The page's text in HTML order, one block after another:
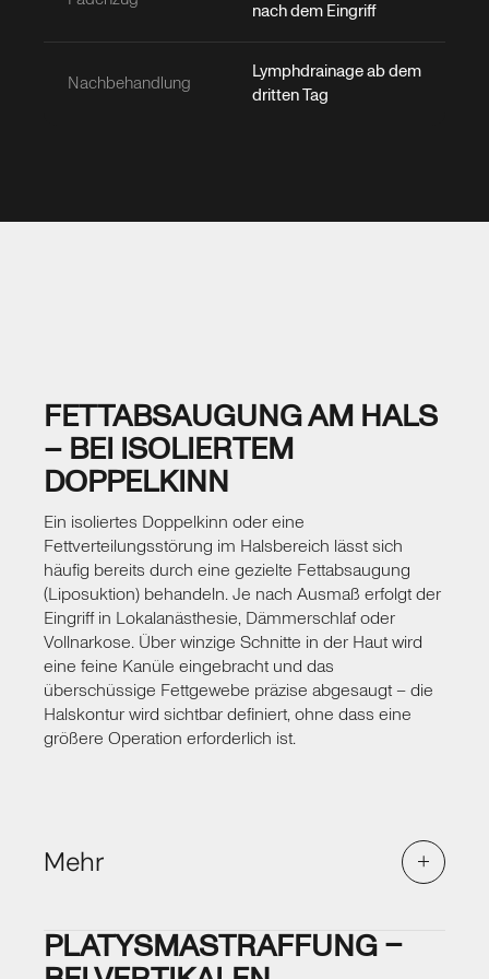
für Ihre Situation verspricht.nach dem Eingriff
Nachbehandlung
Lymphdrainage ab dem
dritten Tag
FETTABSAUGUNG AM HALS
– BEI ISOLIERTEM
DOPPELKINN
Ein isoliertes Doppelkinn oder eine
Fettverteilungsstörung im Halsbereich lässt sich
häufig bereits durch eine gezielte Fettabsaugung
(Liposuktion) behandeln. Je nach Ausmaß erfolgt der
Eingriff in Lokalanästhesie, Dämmerschlaf oder
Vollnarkose. Über winzige Schnitte in der Haut wird
eine feine Kanüle eingebracht und das
überschüssige Fettgewebe präzise abgesaugt – die
Halskontur wird sichtbar definiert, ohne dass eine
größere Operation erforderlich ist.
Mehr
jüngere Patientinnen und Patienten, deren Haut
noch ausreichend Eigenelastizität besitzt, um
PLATYSMASTRAFFUNG –